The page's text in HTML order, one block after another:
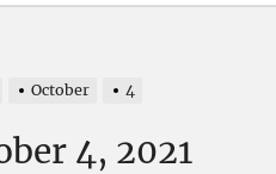
October 4
4, 2021